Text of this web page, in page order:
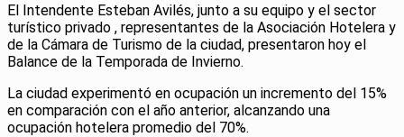
El Intendente Esteban Avilés, junto a su equipo y el sector
turístico privado , representantes de la Asociación Hotelera y
de la Cámara de Turismo de la ciudad, presentaron hoy el
Balance de la Temporada de Invierno.
La ciudad experimentó en ocupación un incremento del 15%
en comparación con el año anterior, alcanzando una
ocupación hotelera promedio del 70%.